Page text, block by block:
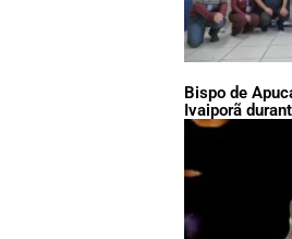
Bispo de
Ivaiporã